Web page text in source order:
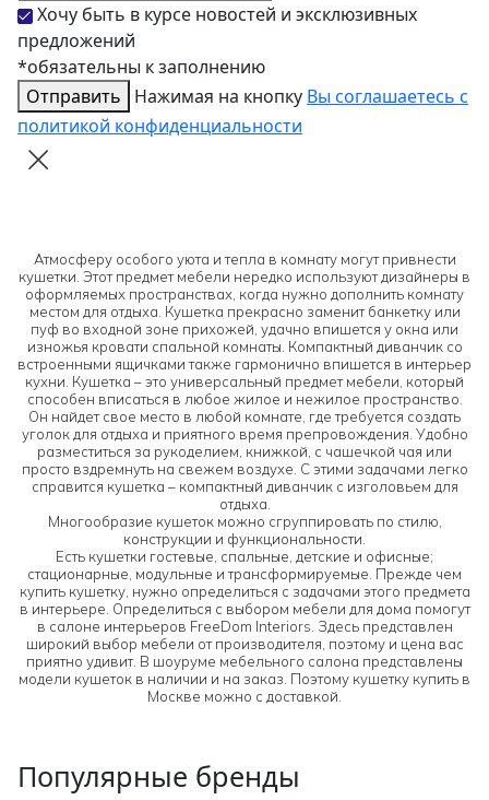
Хочу быть в курсе новостей и эксклюзивных
предложений
*обязательны к заполнению
Отправить
Нажимая на кнопку Вы соглашаетесь с
политикой конфиденциальности
Атмосферу особого уюта и тепла в комнату могут привнести
кушетки. Этот предмет мебели нередко используют дизайнеры в
оформляемых пространствах, когда нужно дополнить комнату
местом для отдыха. Кушетка прекрасно заменит банкетку или
пуф во входной зоне прихожей, удачно впишется у окна или
изножья кровати спальной комнаты. Компактный диванчик со
встроенными ящичками также гармонично впишется в интерьер
кухни. Кушетка – это универсальный предмет мебели, который
способен вписаться в любое жилое и нежилое пространство.
Он найдет свое место в любой комнате, где требуется создать
уголок для отдыха и приятного время препровождения. Удобно
разместиться за рукоделием, книжкой, с чашечкой чая или
просто вздремнуть на свежем воздухе. С этими задачами легко
справится кушетка – компактный диванчик с изголовьем для
отдыха.
Многообразие кушеток можно сгруппировать по стилю,
конструкции и функциональности.
Есть кушетки гостевые, спальные, детские и офисные;
стационарные, модульные и трансформируемые. Прежде чем
купить кушетку, нужно определиться с задачами этого предмета
в интерьере. Определиться с выбором мебели для дома помогут
в салоне интерьеров FreeDom Interiors. Здесь представлен
широкий выбор мебели от производителя, поэтому и цена вас
приятно удивит. В шоуруме мебельного салона представлены
модели кушеток в наличии и на заказ. Поэтому кушетку купить в
Москве можно с доставкой.
Популярные бренды